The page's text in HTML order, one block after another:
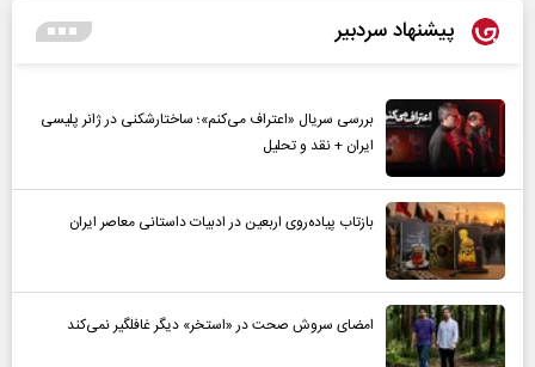
پیشنهاد سردبیر
بررسی سریال «اعتراف می‌کنم»؛ ساختارشکنی در ژانر پلیسی
ایران + نقد و تحلیل
بازتاب پیاده‌روی اربعین در ادبیات داستانی معاصر ایران
امضای سروش صحت در «استخر» دیگر غافلگیر نمی‌کند